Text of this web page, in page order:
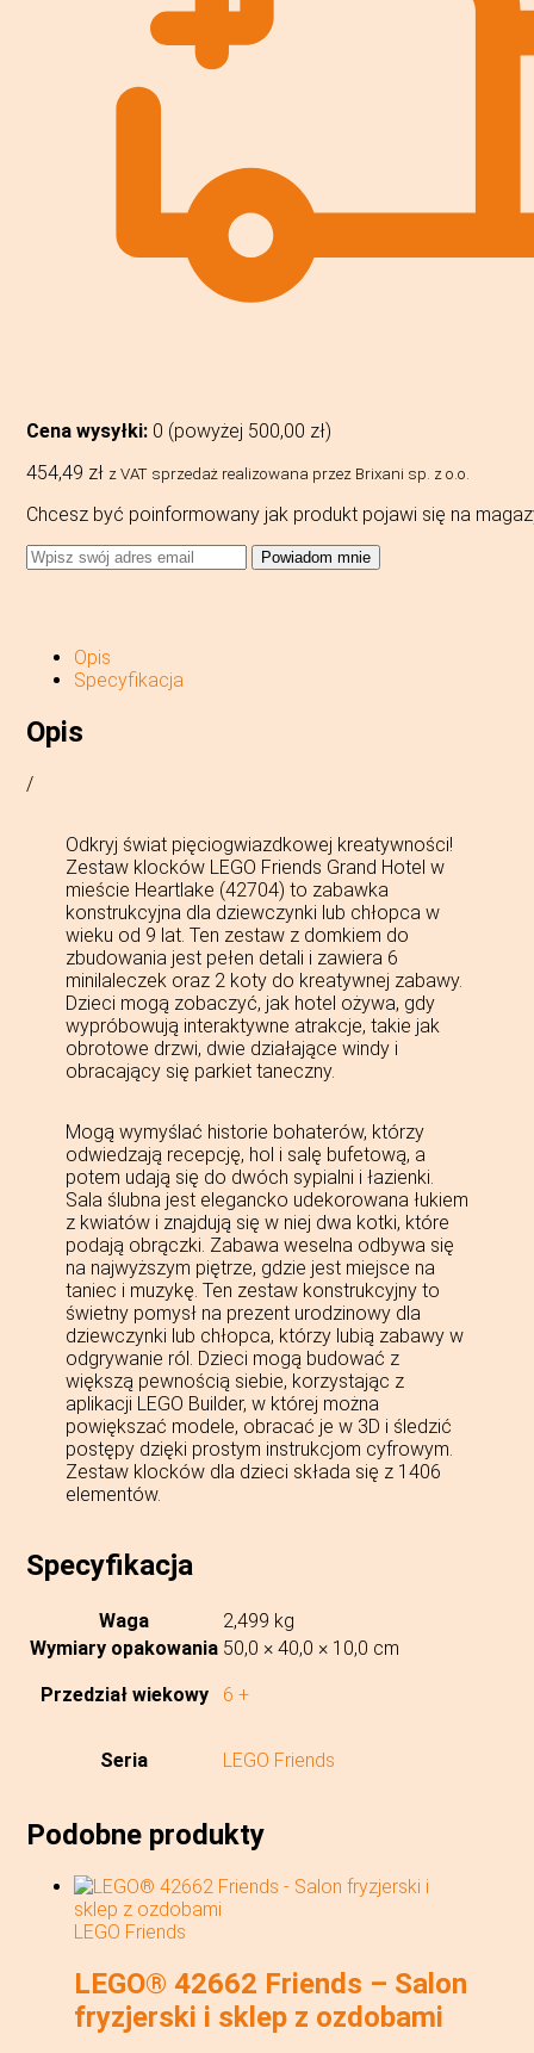
Cena wysyłki: 0 (powyżej 500,00 zł)
454,49 zł z VAT sprzedaż realizowana przez Brixani sp. z o.o.
Chcesz być poinformowany jak produkt pojawi się na
Powiadom mnie
Opis
Specyfikacja
Opis
/
Odkryj świat pięciogwiazdkowej kreatywności!
Zestaw klocków LEGO Friends Grand Hotel w
mieście Heartlake (42704) to zabawka
konstrukcyjna dla dziewczynki lub chłopca w
wieku od 9 lat. Ten zestaw z domkiem do
zbudowania jest pełen detali i zawiera 6
minilaleczek oraz 2 koty do kreatywnej zabawy.
Dzieci mogą zobaczyć, jak hotel ożywa, gdy
wypróbowują interaktywne atrakcje, takie jak
obrotowe drzwi, dwie działające windy i
obracający się parkiet taneczny.
Mogą wymyślać historie bohaterów, którzy
odwiedzają recepcję, hol i salę bufetową, a
potem udają się do dwóch sypialni i łazienki.
Sala ślubna jest elegancko udekorowana łukiem
z kwiatów i znajdują się w niej dwa kotki, które
podają obrączki. Zabawa weselna odbywa się
na najwyższym piętrze, gdzie jest miejsce na
taniec i muzykę. Ten zestaw konstrukcyjny to
świetny pomysł na prezent urodzinowy dla
dziewczynki lub chłopca, którzy lubią zabawy w
odgrywanie ról. Dzieci mogą budować z
większą pewnością siebie, korzystając z
aplikacji LEGO Builder, w której można
powiększać modele, obracać je w 3D i śledzić
postępy dzięki prostym instrukcjom cyfrowym.
Zestaw klocków dla dzieci składa się z 1406
elementów.
Specyfikacja
Waga
2,499 kg
Wymiary opakowania 50,0 × 40,0 × 10,0 cm
Przedział wiekowy 6 +
Seria LEGO Friends
Podobne produkty
LEGO Friends
LEGO® 42662 Friends – Salon
fryzjerski i sklep z ozdobami